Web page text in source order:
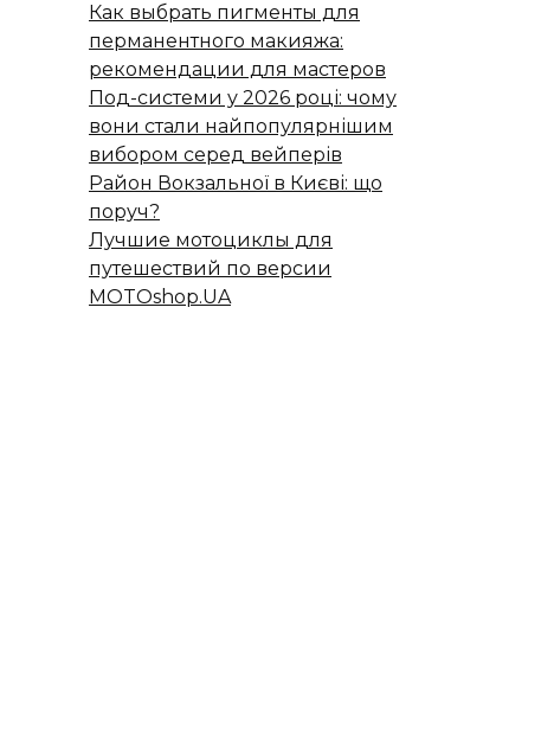
Как выбрать пигменты для
перманентного макияжа:
рекомендации для мастеров
Под-системи у 2026 році: чому
вони стали найпопулярнішим
вибором серед вейперів
Район Вокзальної в Києві: що
поруч?
Лучшие мотоциклы для
путешествий по версии
MOTOshop.UA